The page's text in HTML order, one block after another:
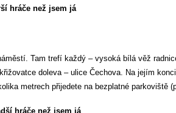
hráče než jsem já
Tam trefí každý – vysoká bílá věž
doleva – ulice Čechova. Na jejím
metrech přijedete na bezplatné parkoviště
hráče než jsem já